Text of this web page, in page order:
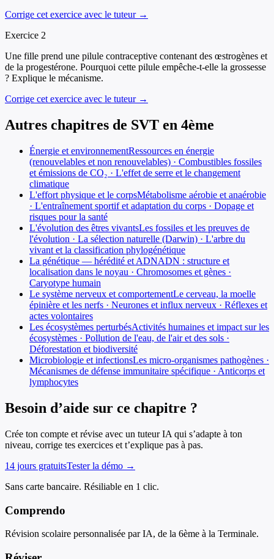
Corrige cet exercice avec le tuteur →
Exercice 2
Une fille prend une pilule contraceptive contenant des œstrogènes et
de la progestérone. Pourquoi cette pilule empêche-t-elle la grossesse
? Explique le mécanisme.
Corrige cet exercice avec le tuteur →
Autres chapitres de SVT en 4ème
Énergie et environnementRessources en énergie
(renouvelables et non renouvelables) · Combustibles fossiles
et émissions de CO₂ · L'effet de serre et le changement
climatique
L'effort physique et le corpsMétabolisme aérobie et anaérobie
· L'entraînement sportif et adaptation du corps · Dopage et
risques pour la santé
L'évolution des êtres vivantsLes fossiles et les preuves de
l'évolution · La sélection naturelle (Darwin) · L'arbre du
vivant et la classification phylogénétique
La génétique — hérédité et ADNADN : structure et
localisation dans le noyau · Chromosomes et gènes ·
Caryotype humain
Le système nerveux et comportementLe cerveau, la moelle
épinière et les nerfs · Neurones et influx nerveux · Réflexes et
actes volontaires
Les écosystèmes perturbésActivités humaines et impact sur les
écosystèmes · Pollution de l'eau, de l'air et des sols ·
Déforestation et biodiversité
Microbiologie et infectionsLes micro-organismes pathogènes ·
Mécanismes de défense immunitaire spécifique · Anticorps et
lymphocytes
Besoin d’aide sur ce chapitre ?
Crée ton compte et révise avec un tuteur IA qui s’adapte à ton
niveau, corrige tes exercices et t’explique pas à pas.
14 jours gratuitsTester la démo →
Sans carte bancaire. Résiliable en 1 clic.
Comprendo
Révision scolaire personnalisée par IA, de la 6ème à la Terminale.